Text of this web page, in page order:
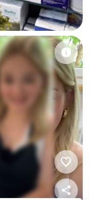
favorite
share
info